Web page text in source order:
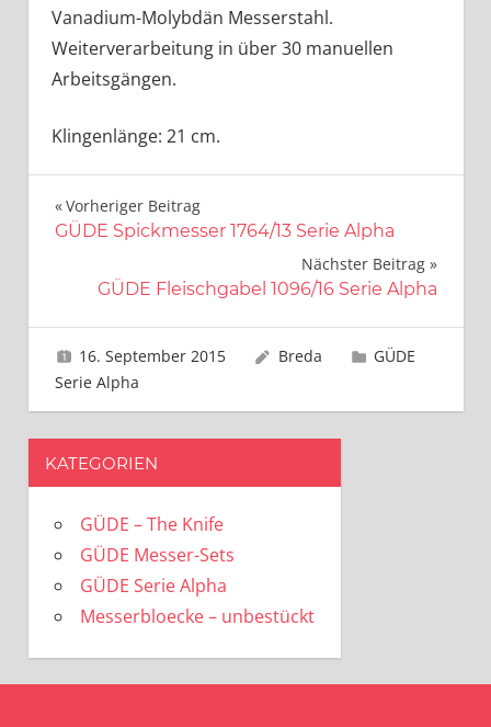
Vanadium-Molybdän Messerstahl.
Weiterverarbeitung in über 30 manuellen
Arbeitsgängen.
Klingenlänge: 21 cm.
Beitragsnavigation
Vorheriger Beitrag
GÜDE Spickmesser 1764/13 Serie Alpha
Nächster Beitrag
GÜDE Fleischgabel 1096/16 Serie Alpha
16. September 2015 Breda
GÜDE
Serie Alpha
KATEGORIEN
GÜDE – The Knife
GÜDE Messer-Sets
GÜDE Serie Alpha
Messerbloecke – unbestückt